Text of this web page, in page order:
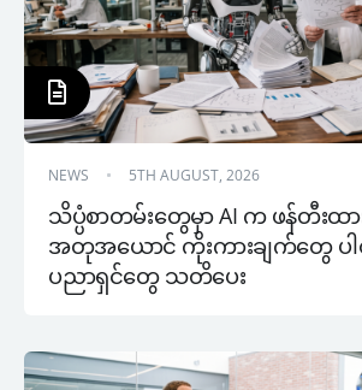
NEWS 5TH AUGUST, 2026
သိပ္ပံစာတမ်းတွေမှာ AI က ဖန်တီးထ
အတုအယောင် ကိုးကားချက်တွေ ပါ
ပညာရှင်တွေ သတိပေး